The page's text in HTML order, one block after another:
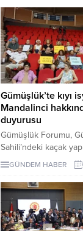
Gümüşlük’te kıyı
Mandalinci
duyurusu
Gümüşlük Forumu,
Sahili’ndeki kaçak
Çayıraltı Halk
iddiaları nedeniyle
Belediye Başkanı
Mandalinci hakkında
duyurusunda
GÜNDEM HABER